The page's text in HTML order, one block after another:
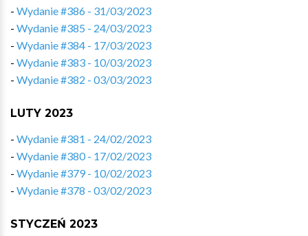
- Wydanie #386 - 31/03/2023
- Wydanie #385 - 24/03/2023
- Wydanie #384 - 17/03/2023
- Wydanie #383 - 10/03/2023
- Wydanie #382 - 03/03/2023
LUTY 2023
- Wydanie #381 - 24/02/2023
- Wydanie #380 - 17/02/2023
- Wydanie #379 - 10/02/2023
- Wydanie #378 - 03/02/2023
STYCZEŃ 2023